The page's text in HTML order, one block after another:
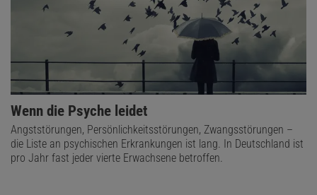
Wenn die Psyche leidet
Angststörungen, Persönlichkeitsstörungen, Zwangsstörungen –
die Liste an psychischen Erkrankungen ist lang. In Deutschland ist
pro Jahr fast jeder vierte Erwachsene betroffen.